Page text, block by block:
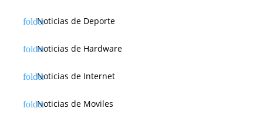
Noticias de Deporte
Noticias de Hardware
Noticias de Internet
Noticias de Moviles